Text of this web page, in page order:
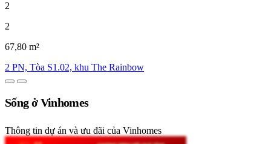
2
2
67,80 m²
2 PN, Tòa S1.02, khu The Rainbow
Sống ở Vinhomes
Thông tin dự án và ưu đãi của Vinhomes